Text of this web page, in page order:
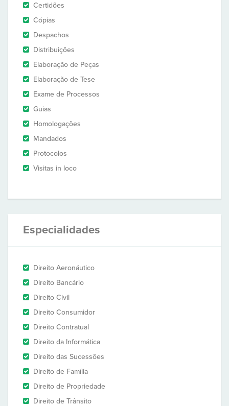
Certidões
Cópias
Despachos
Distribuições
Elaboração de Peças
Elaboração de Tese
Exame de Processos
Guias
Homologações
Mandados
Protocolos
Visitas in loco
Especialidades
Direito Aeronáutico
Direito Bancário
Direito Civil
Direito Consumidor
Direito Contratual
Direito da Informática
Direito das Sucessões
Direito de Família
Direito de Propriedade
Direito de Trânsito